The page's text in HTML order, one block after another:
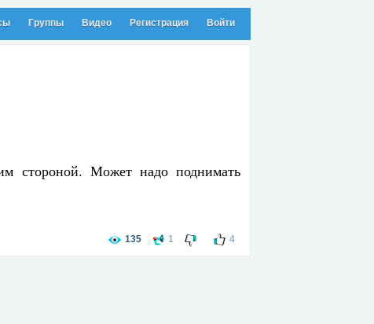
Группы Видео Регистрация Войти
стороной. Может надо поднимать
135 1 4